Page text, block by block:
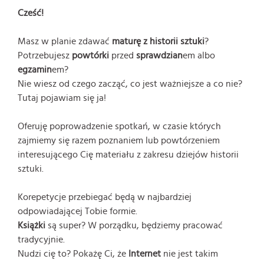
Cześć!
Masz w planie zdawać maturę z historii sztuki?
Potrzebujesz powtórki przed sprawdzianem albo
egzaminem?
Nie wiesz od czego zacząć, co jest ważniejsze a co nie?
Tutaj pojawiam się ja!
Oferuję poprowadzenie spotkań, w czasie których
zajmiemy się razem poznaniem lub powtórzeniem
interesującego Cię materiału z zakresu dziejów historii
sztuki.
Korepetycje przebiegać będą w najbardziej
odpowiadającej Tobie formie.
Książki są super? W porządku, będziemy pracować
tradycyjnie.
Nudzi cię to? Pokażę Ci, że Internet nie jest takim